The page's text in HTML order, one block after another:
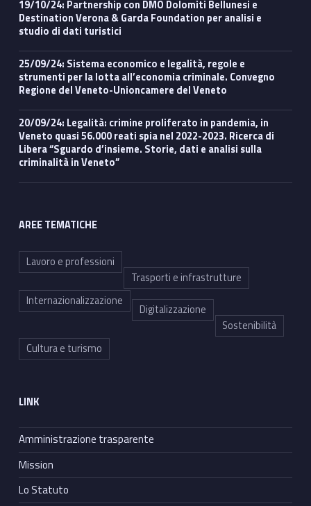
19/10/24: Partnership con DMO Dolomiti Bellunesi e
Destination Verona & Garda Foundation per analisi e
studio di dati turistici
25/09/24: Sistema economico e legalità, regole e
strumenti per la lotta all’economia criminale. Convegno
Regione del Veneto-Unioncamere del Veneto
20/09/24: Legalità: crimine proliferato in pandemia, in
Veneto quasi 56.000 reati spia nel 2022-2023. Ricerca di
Libera “Sguardo d’insieme. Storie, dati e analisi sulla
criminalità in Veneto”
AREE TEMATICHE
Lavoro e professioni
Trasporti e infrastrutture
Internazionalizzazione
Digitalizzazione
Sostenibilità
Cultura e turismo
LINK
Amministrazione trasparente
Mission
Lo Statuto